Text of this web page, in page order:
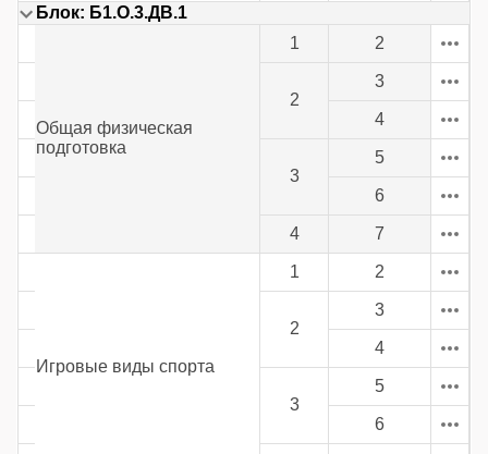
Блок: Б1.О.3.ДВ.1
Общая физическая
подготовка
1 2
2
3
4
3
5
6
4 7
Игровые виды спорта
1 2
2
3
4
3
5
6